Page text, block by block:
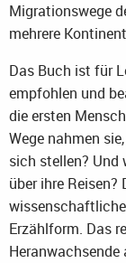
Migrationswege
mehrere
Das Buch ist für
empfohlen und
die ersten
Wege nahmen
sich stellen? Und
über ihre
Erzählform. Das